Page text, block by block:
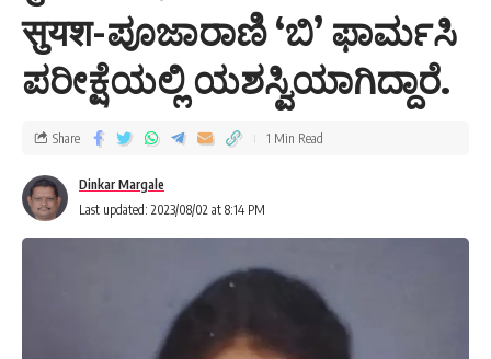
सुयश-ಪೂಜಾರಾಣಿ ‘ಬಿ’ ಫಾರ್ಮಸಿ
ಪರೀಕ್ಷೆಯಲ್ಲಿ ಯಶಸ್ವಿಯಾಗಿದ್ದಾರೆ.
Last updated: 2023/08/02 at 8:14 PM
Dinkar Margale
Share 1 Min Read